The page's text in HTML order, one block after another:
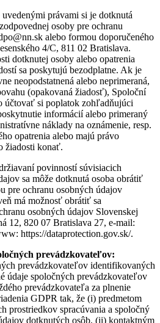
právami si je dotknutá
osoby pre ochranu
alebo formou doporučeného
4/C, 811 02 Bratislava.
dotknutej osoby alebo opatrenia
sa poskytujú bezodplatne. Ak je
neopodstatnená alebo neprimeraná,
(opakovaná žiadosť), Spoloční
účtovať si poplatok zohľadňujúci
informácií alebo primeraný
náklady na oznámenie, resp.
opatrenia alebo majú právo
žiadosti konať.
povinností súvisiacich
sa môže dotknutá osoba obrátiť
pre ochranu osobných údajov
má možnosť obrátiť sa
osobných údajov Slovenskej
12, 820 07 Bratislava 27, e-mail:
https://dataprotection.gov.sk/.
prevádzkovateľov:
prevádzkovateľov identifikovaných
údaje spoločných prevádzkovateľov
prevádzkovateľa za plnenie
GDPR tak, že (i) predmetom
prostriedkov spracúvania a spoločný
dotknutých osôb, (ii) kontaktným